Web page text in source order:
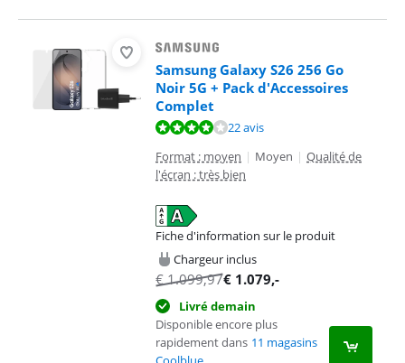
Samsung Galaxy S26 256 Go
Noir 5G + Pack d'Accessoires
Complet
La note est de 8,3 sur 10, basée sur 22 avis.22 avis
Format : moyen | Moyen | Qualité de
l'écran : très bien
Fiche d'information sur le produit
s'ouvre dans un nouvel ongletChargeur inclus
€1.099,97€ 1.079,-
Livré demain
Disponible encore plus
rapidement dans 11 magasins